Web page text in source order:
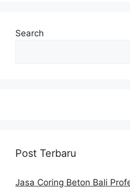
Search
Post Terbaru
Jasa Coring Beton Bali